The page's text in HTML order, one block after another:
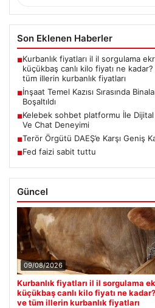
Son Eklenen Haberler
■Kurbanlık fiyatları il il sorgulama
küçükbaş canlı kilo fiyatı ne
tüm illerin kurbanlık fiyatları
■İnşaat Temel Kazısı Sırasında
Boşaltıldı
■Kelebek sohbet platformu İle
Ve Chat Deneyimi
■Terör Örgütü DAEŞ’e Karşı Geniş
■Fed faizi sabit tuttu
Güncel
09/08/2026
Kurbanlık fiyatları il il sorgulama
küçükbaş canlı kilo fiyatı ne
ve tüm illerin kurbanlık fiyatları